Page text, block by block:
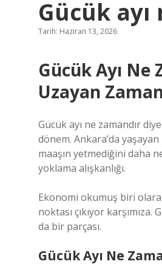
Gücük ayı
Tarih: Haziran 13, 2026
Gücük Ayı Ne
Uzayan
Gücük ayı ne zamandır
dönem. Ankara’da
maaşın yetmediğini daha
yoklama alışkanlığı.
Ekonomi okumuş biri
noktası çıkıyor
da bir parçası.
Gücük Ayı Ne